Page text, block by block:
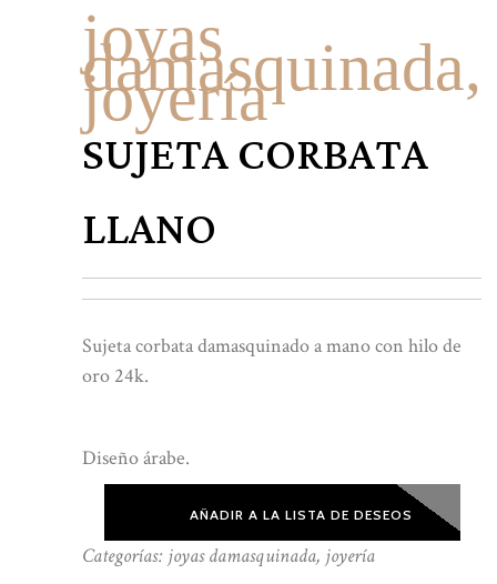
joyas
damasquinada,
joyería
SUJETA CORBATA
LLANO
Sujeta corbata damasquinado a mano con hilo de
oro 24k.
Diseño árabe.
AÑADIR A LA LISTA DE DESEOS
Categorías: joyas damasquinada, joyería